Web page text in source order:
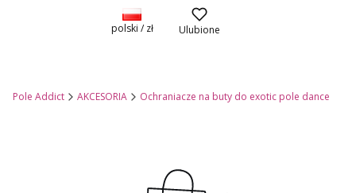
polski / zł Ulubione
Pole Addict AKCESORIA Ochraniacze na buty do exotic pole dance